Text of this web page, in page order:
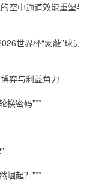
空中通道效能重塑与
世界杯“蒙蔽”球员感
弈与利益角力
换密码”**
崛起？”**